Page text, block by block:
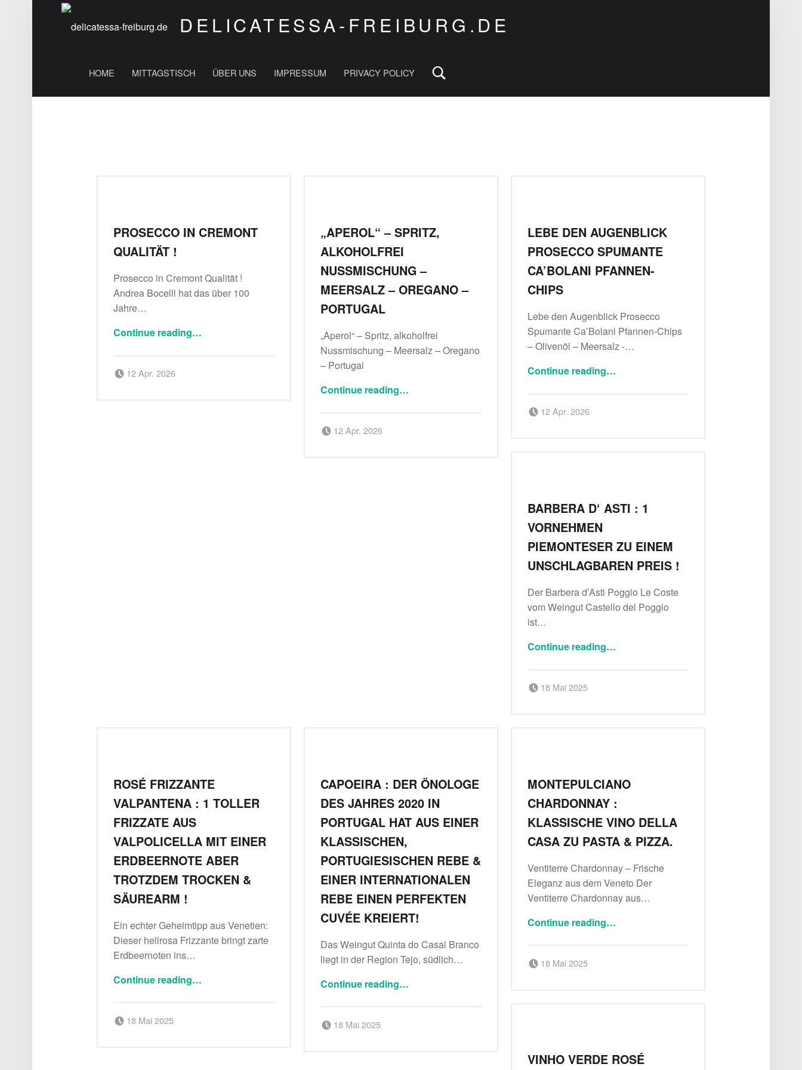
DELICATESSA-FREIBURG.DE
HOME MITTAGSTISCH ÜBER UNS IMPRESSUM PRIVACY POLICY
PROSECCO IN CREMONT
QUALITÄT !
Prosecco in Cremont Qualität !
Andrea Bocelli hat das über 100
Jahre…
Continue reading…
12 Apr. 2026
„APEROL“ – SPRITZ,
ALKOHOLFREI
NUSSMISCHUNG –
MEERSALZ – OREGANO –
PORTUGAL
„Aperol“ – Spritz, alkoholfrei
Nussmischung – Meersalz – Oregano
– Portugal
Continue reading“„Aperol“ – Spritz, alkoholfrei Nussmischung – Meersalz – Oregano – Portugal”
…
12 Apr. 2026
LEBE DEN AUGENBLICK
PROSECCO SPUMANTE
CA’BOLANI PFANNEN-
CHIPS
Lebe den Augenblick Prosecco
Spumante Ca’Bolani Pfannen-Chips
– Olivenöl – Meersalz -…
Continue reading“Lebe den Augenblick Prosecco Spumante Ca’Bolani Pfannen-Chips”
…
12 Apr. 2026
BARBERA D‘ ASTI : 1
VORNEHMEN
PIEMONTESER ZU EINEM
UNSCHLAGBAREN PREIS !
Der Barbera d’Asti Poggio Le Coste
vom Weingut Castello del Poggio
ist…
Continue reading“Barbera D‘ Asti : 1 vornehmen Piemonteser zu einem unschlagbaren Preis !”
…
18 Mai 2025
ROSÉ FRIZZANTE
VALPANTENA : 1 TOLLER
FRIZZATE AUS
VALPOLICELLA MIT EINER
ERDBEERNOTE ABER
TROTZDEM TROCKEN &
SÄUREARM !
Ein echter Geheimtipp aus Venetien:
Dieser hellrosa Frizzante bringt zarte
Erdbeernoten ins…
Continue reading“Rosé frizzante Valpantena : 1 toller Frizzate aus Valpolicella mit einer Erdbeernote aber trotzdem trocken & säurearm !”
…
18 Mai 2025
CAPOEIRA : DER ÖNOLOGE
DES JAHRES 2020 IN
PORTUGAL HAT AUS EINER
KLASSISCHEN,
PORTUGIESISCHEN REBE &
EINER INTERNATIONALEN
REBE EINEN PERFEKTEN
CUVÉE KREIERT!
Das Weingut Quinta do Casal Branco
liegt in der Region Tejo, südlich…
Continue reading“Capoeira : Der Önologe des Jahres 2020 in Portugal hat aus einer klassischen, portugiesischen Rebe & einer internationalen Rebe einen perfekten Cuvée kreiert!”
…
18 Mai 2025
MONTEPULCIANO
CHARDONNAY :
KLASSISCHE VINO DELLA
CASA ZU PASTA & PIZZA.
Ventiterre Chardonnay – Frische
Eleganz aus dem Veneto Der
Ventiterre Chardonnay aus…
Continue reading“Montepulciano Chardonnay : Klassische Vino della Casa zu Pasta & Pizza.”
…
18 Mai 2025
VINHO VERDE ROSÉ